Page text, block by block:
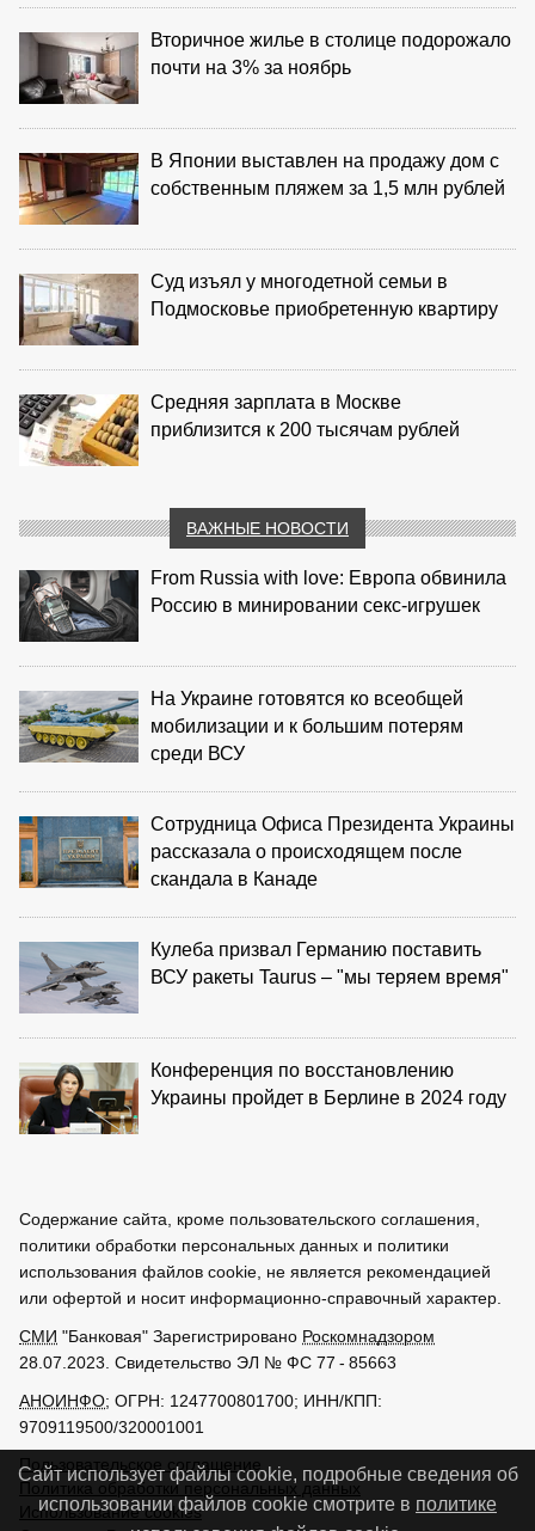
Вторичное жилье в столице подорожало
почти на 3% за ноябрь
В Японии выставлен на продажу дом с
собственным пляжем за 1,5 млн рублей
Суд изъял у многодетной семьи в
Подмосковье приобретенную квартиру
Средняя зарплата в Москве
приблизится к 200 тысячам рублей
ВАЖНЫЕ НОВОСТИ
From Russia with love: Европа обвинила
Россию в минировании секс-игрушек
На Украине готовятся ко всеобщей
мобилизации и к большим потерям
среди ВСУ
Сотрудница Офиса Президента Украины
рассказала о происходящем после
скандала в Канаде
Кулеба призвал Германию поставить
ВСУ ракеты Taurus – "мы теряем время"
Конференция по восстановлению
Украины пройдет в Берлине в 2024 году
Содержание сайта, кроме пользовательского соглашения,
политики обработки персональных данных и политики
использования файлов cookie, не является рекомендацией
или офертой и носит информационно-справочный характер.
СМИ "Банковая" Зарегистрировано Роскомнадзором
28.07.2023. Свидетельство ЭЛ № ФС 77 - 85663
АНОИНФО; ОГРН: 1247700801700; ИНН/КПП:
9709119500/320001001
Пользовательское соглашение
Политика обработки персональных данных
Использование cookies
Сайт использует файлы cookie, подробные сведения об
использовании файлов cookie смотрите в политике